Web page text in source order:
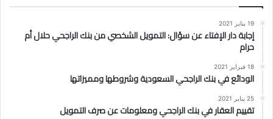
19 يناير 2021
إجابة دار الإفتاء عن سؤال: التمويل الشخصي من بنك الراجحي حلال أم
حرام
18 فبراير 2021
الودائع في بنك الراجحي السعودية وشروطها ومميزاتها
25 يناير 2021
تقييم العقار في بنك الراجحي ومعلومات عن صرف التمويل